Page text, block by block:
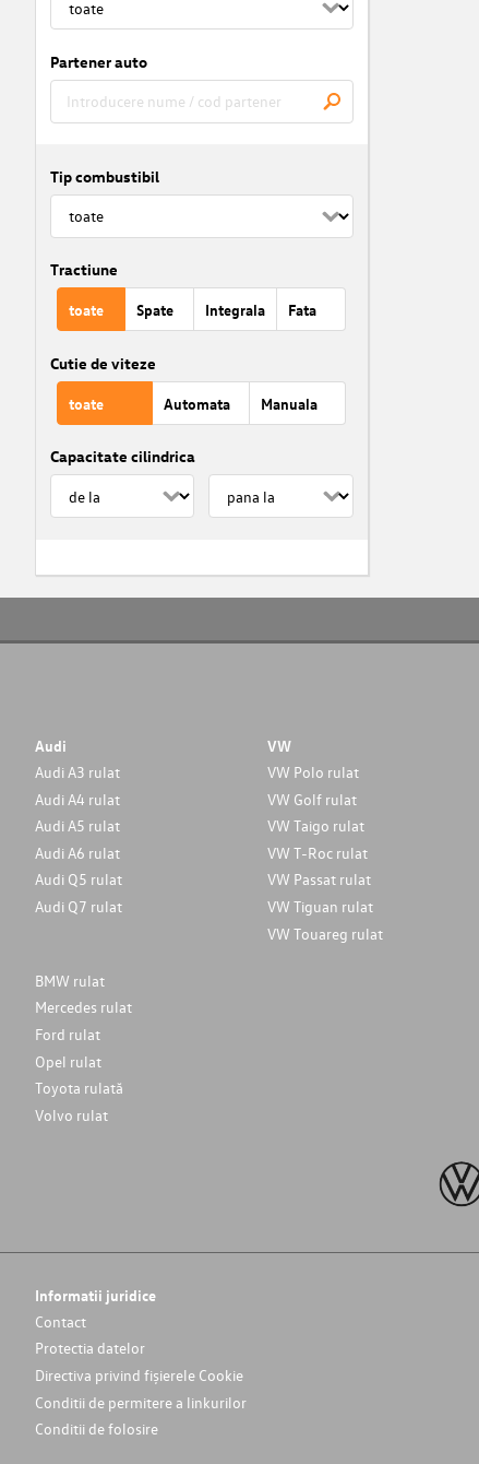
Partener auto
Tip combustibil
Tractiune
toate Spate Integrala Fata
Cutie de viteze
toate Automata Manuala
Capacitate cilindrica
Audi
Audi A3 rulat
Audi A4 rulat
Audi A5 rulat
Audi A6 rulat
Audi Q5 rulat
Audi Q7 rulat
VW
VW Polo rulat
VW Golf rulat
VW Taigo rulat
VW T-Roc rulat
VW Passat rulat
VW Tiguan rulat
VW Touareg rulat
BMW rulat
Mercedes rulat
Ford rulat
Opel rulat
Toyota rulată
Volvo rulat
Informatii juridice
Contact
Protectia datelor
Directiva privind fișierele Cookie
Conditii de permitere a linkurilor
Conditii de folosire